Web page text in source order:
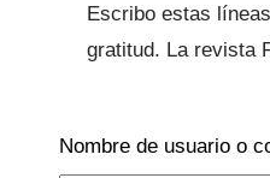
Escribo estas
gratitud. La revista
confieso que
Nombre de usuario o